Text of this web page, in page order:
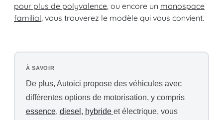
pour plus de polyvalence, ou encore un monospace
familial, vous trouverez le modèle qui vous convient.
À SAVOIR
De plus, Autoici propose des véhicules avec
différentes options de motorisation, y compris
essence, diesel , hybride et électrique, vous